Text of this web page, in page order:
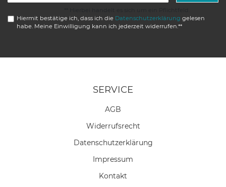
Hiermit bestätige ich, dass ich die Daten­schutz­erklärung gelesen
habe. Meine Einwilligung kann ich jederzeit widerrufen.**
SERVICE
AGB
Widerrufs­recht
Daten­schutz­erklärung
Impressum
Kontakt